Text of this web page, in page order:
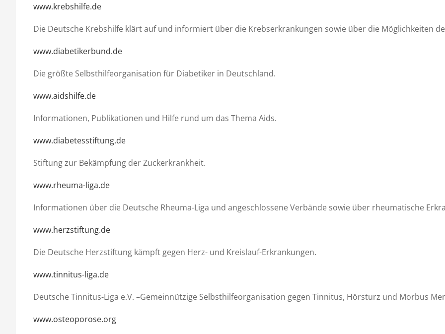
www.krebshilfe.de
Die Deutsche Krebshilfe klärt auf und informiert über die Krebserkrankungen sowie über die Möglichkeiten
www.diabetikerbund.de
Die größte Selbsthilfeorganisation für Diabetiker in Deutschland.
www.aidshilfe.de
Informationen, Publikationen und Hilfe rund um das Thema Aids.
www.diabetesstiftung.de
Stiftung zur Bekämpfung der Zuckerkrankheit.
www.rheuma-liga.de
Informationen über die Deutsche Rheuma-Liga und angeschlossene Verbände sowie über rheumatische
www.herzstiftung.de
Die Deutsche Herzstiftung kämpft gegen Herz- und Kreislauf-Erkrankungen.
www.tinnitus-liga.de
Deutsche Tinnitus-Liga e.V. –Gemeinnützige Selbsthilfeorganisation gegen Tinnitus, Hörsturz und Morbus
www.osteoporose.org